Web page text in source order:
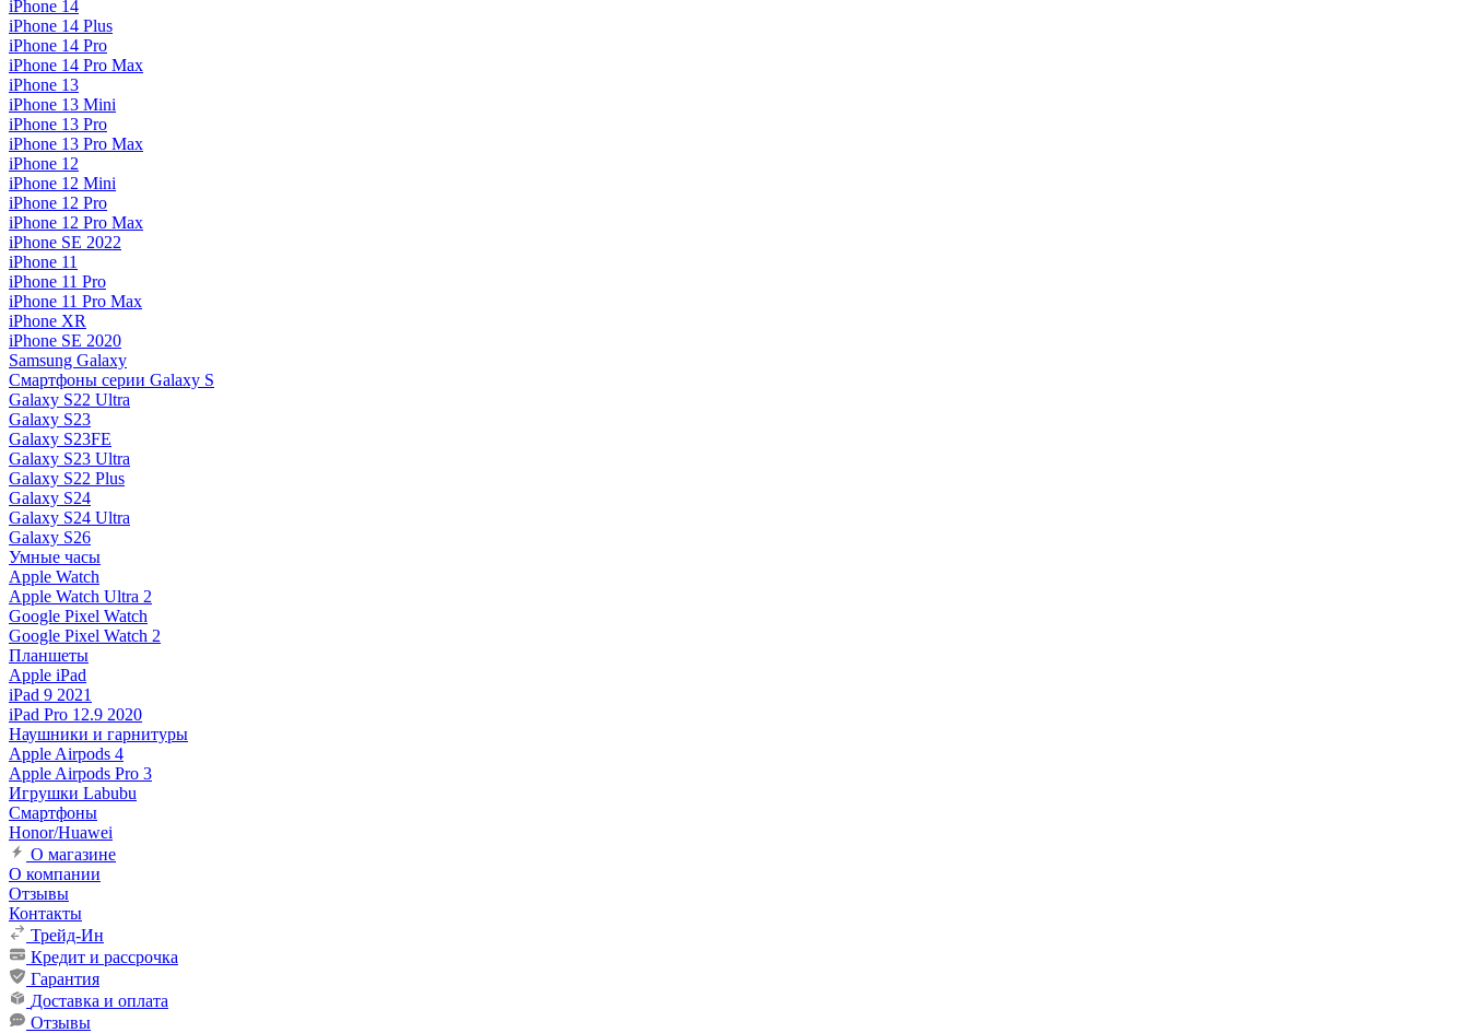
iPhone 14
iPhone 14 Plus
iPhone 14 Pro
iPhone 14 Pro Max
iPhone 13
iPhone 13 Mini
iPhone 13 Pro
iPhone 13 Pro Max
iPhone 12
iPhone 12 Mini
iPhone 12 Pro
iPhone 12 Pro Max
iPhone SE 2022
iPhone 11
iPhone 11 Pro
iPhone 11 Pro Max
iPhone XR
iPhone SE 2020
Samsung Galaxy
Смартфоны серии Galaxy S
Galaxy S22 Ultra
Galaxy S23
Galaxy S23FE
Galaxy S23 Ultra
Galaxy S22 Plus
Galaxy S24
Galaxy S24 Ultra
Galaxy S26
Умные часы
Apple Watch
Apple Watch Ultra 2
Google Pixel Watch
Google Pixel Watch 2
Планшеты
Apple iPad
iPad 9 2021
iPad Pro 12.9 2020
Наушники и гарнитуры
Apple Airpods 4
Apple Airpods Pro 3
Игрушки Labubu
Смартфоны
Honor/Huawei
О магазине
О компании
Отзывы
Контакты
Трейд-Ин
Кредит и рассрочка
Гарантия
Доставка и оплата
Отзывы